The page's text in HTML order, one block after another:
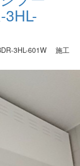
3HL-601W 施工